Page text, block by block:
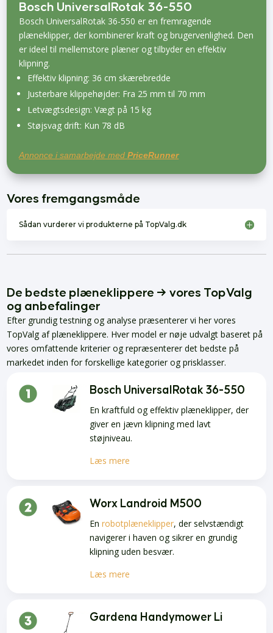
Bosch UniversalRotak 36-550
Bosch UniversalRotak 36-550 er en fremragende
plæneklipper, der kombinerer kraft og brugervenlighed. Den
er ideel til mellemstore plæner og tilbyder en effektiv
klipning.
Effektiv klipning: 36 cm skærebredde
Justerbare klippehøjder: Fra 25 mm til 70 mm
Letvægtsdesign: Vægt på 15 kg
Støjsvag drift: Kun 78 dB
Annonce i samarbejde medPriceRunner
Vores fremgangsmåde
Sådan vurderer vi produkterne på TopValg.dk
De bedste plæneklippere → vores TopValg
og anbefalinger
Efter grundig testning og analyse præsenterer vi her vores
TopValg af plæneklippere. Hver model er nøje udvalgt baseret på
vores omfattende kriterier og repræsenterer det bedste på
markedet inden for forskellige kategorier og prisklasser.
Bosch UniversalRotak 36-550
En kraftfuld og effektiv plæneklipper, der
giver en jævn klipning med lavt
støjniveau.
Læs mere
Worx Landroid M500
En robotplæneklipper, der selvstændigt
navigerer i haven og sikrer en grundig
klipning uden besvær.
Læs mere
Gardena Handymower Li